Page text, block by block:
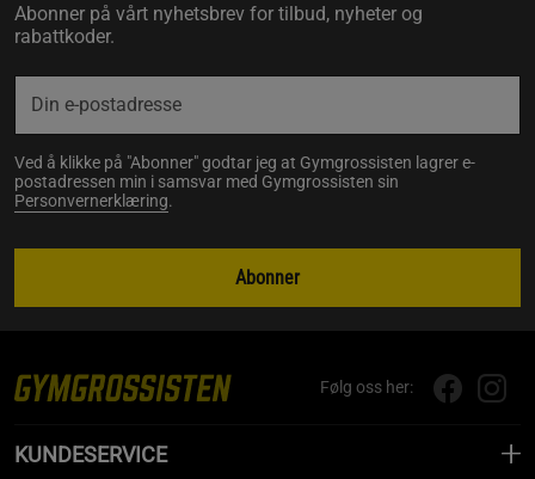
Abonner på vårt nyhetsbrev for tilbud, nyheter og
rabattkoder.
Ved å klikke på "Abonner" godtar jeg at Gymgrossisten lagrer e-
postadressen min i samsvar med Gymgrossisten sin
Personvernerklæring.
Abonner
Følg oss her:
KUNDESERVICE